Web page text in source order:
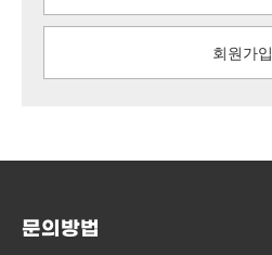
회원가입
문의방법